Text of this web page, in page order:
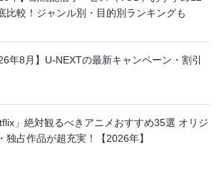
比較！ジャンル別・目的別ランキングも
年8月】U-NEXTの最新キャンペーン・割引
」絶対観るべきアニメおすすめ35選 オリジ
独占作品が超充実！【2026年】